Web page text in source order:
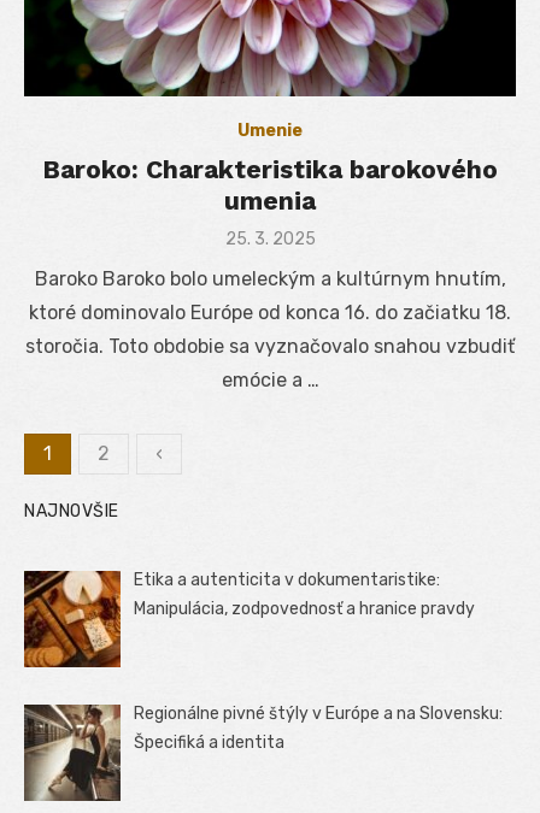
Umenie
Baroko: Charakteristika barokového
umenia
Posted
25. 3. 2025
Baroko Baroko bolo umeleckým a kultúrnym hnutím,
ktoré dominovalo Európe od konca 16. do začiatku 18.
storočia. Toto obdobie sa vyznačovalo snahou vzbudiť
emócie a …
Stránkovanie
príspevkov
1 2 ‹
NAJNOVŠIE
Etika a autenticita v dokumentaristike:
Manipulácia, zodpovednosť a hranice pravdy
Regionálne pivné štýly v Európe a na Slovensku:
Špecifiká a identita